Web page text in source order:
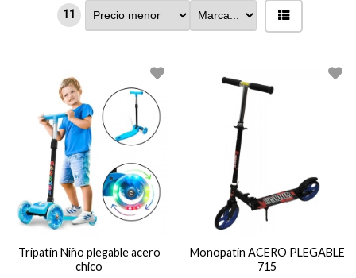
11
Tripatin Niño plegable acero
chico
Monopatin ACERO PLEGABLE
715